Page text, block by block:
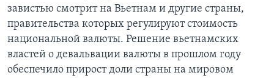
завистью смотрит на Вьетнам и другие страны,
правительства которых регулируют стоимость
национальной валюты. Решение вьетнамских
властей о девальвации валюты в прошлом году
обеспечило прирост доли страны на мировом